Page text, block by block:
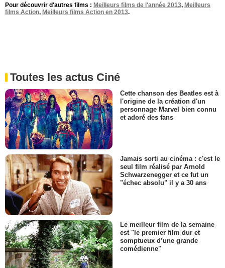
Pour découvrir d'autres films : Meilleurs films de l'année 2013, Meilleurs
films Action, Meilleurs films Action en 2013.
Toutes les actus Ciné
Cette chanson des Beatles est à
l'origine de la création d'un
personnage Marvel bien connu
et adoré des fans
Jamais sorti au cinéma : c'est le
seul film réalisé par Arnold
Schwarzenegger et ce fut un
"échec absolu" il y a 30 ans
Le meilleur film de la semaine
est "le premier film dur et
somptueux d’une grande
comédienne"